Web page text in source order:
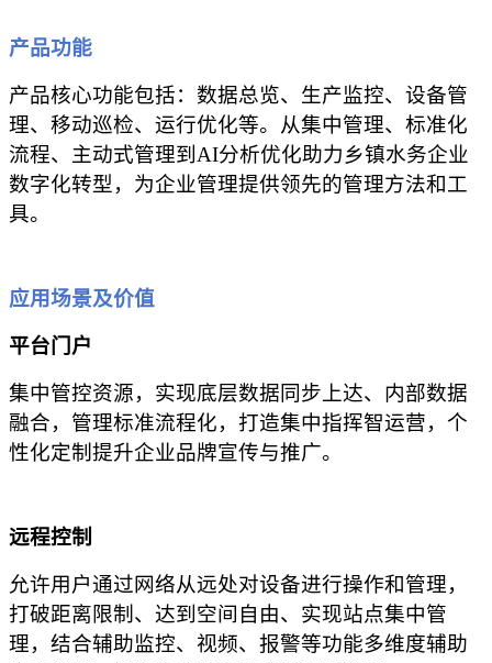
产品功能
产品核心功能包括：数据总览、生产监控、设备管
理、移动巡检、运行优化等。从集中管理、标准化
流程、主动式管理到AI分析优化助力乡镇水务企业
数字化转型，为企业管理提供领先的管理方法和工
具。
应用场景及价值
平台门户
集中管控资源，实现底层数据同步上达、内部数据
融合，管理标准流程化，打造集中指挥智运营，个
性化定制提升企业品牌宣传与推广。
远程控制
允许用户通过网络从远处对设备进行操作和管理，
打破距离限制、达到空间自由、实现站点集中管
理，结合辅助监控、视频、报警等功能多维度辅助